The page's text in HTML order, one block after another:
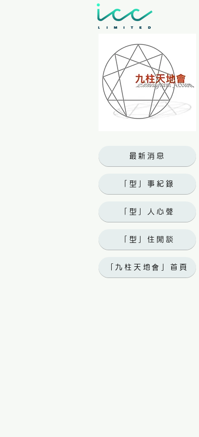
最新消息
「型」事紀錄
「型」人心聲
「型」住閒談
「九柱天地會」首頁